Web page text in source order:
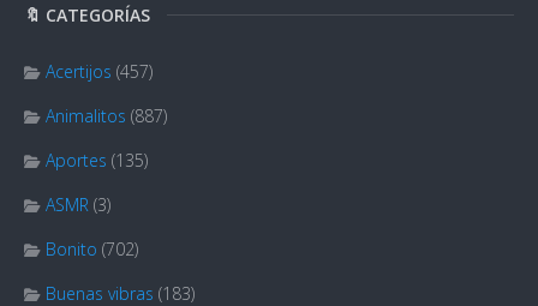
🔖 CATEGORÍAS
Acertijos (457)
Animalitos (887)
Aportes (135)
ASMR (3)
Bonito (702)
Buenas vibras (183)